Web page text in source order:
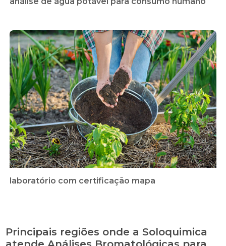
laboratório com certificação mapa
Principais regiões onde a Soloquimica